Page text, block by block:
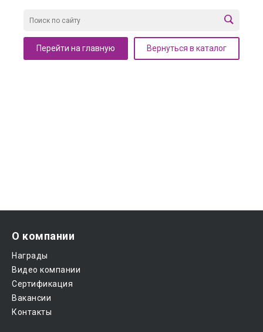
Перейти на главную Вернуться в каталог
О компании
Награды
Видео компании
Сертификация
Вакансии
Контакты